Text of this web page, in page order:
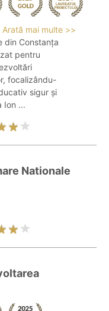
Arată mai multe >>
din Constanța
pentru
focalizându-
sigur și
Ion ...
Nationale